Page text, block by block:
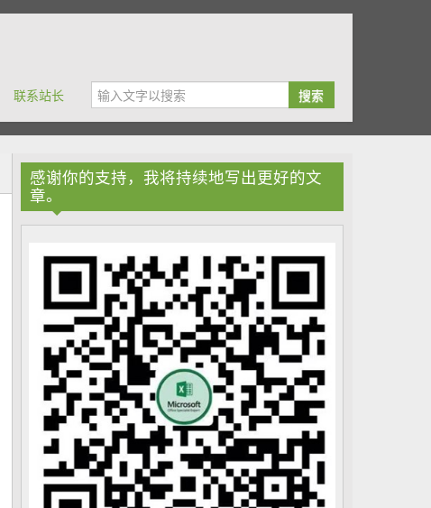
联系站长 搜索
感谢你的支持，我将持续地写出更好的文
章。